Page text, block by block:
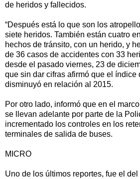
de heridos y fallecidos.
“Después está lo que son los
siete heridos. También están cuatro
hechos de tránsito, con un herido, y
de 36 casos de accidentes con 33
desde el pasado viernes, 23 de
que sin dar cifras afirmó que el índice
disminuyó en relación al 2015.
Por otro lado, informó que en el
se llevan adelante por parte de la
incrementado los controles en los
terminales de salida de buses.
MICRO
Uno de los últimos reportes, fue el